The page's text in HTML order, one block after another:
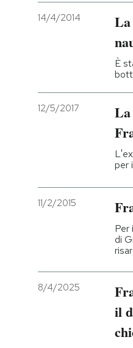
AREA PERSONALE
Entra
14/4/2014
La
È
12/5/2017
La
per
11/2/2015
Per
di
8/4/2025
il